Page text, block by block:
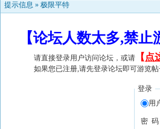
提示信息 » 极限平特
【论坛人数太多,禁
请直接登录用户访问论坛，或请 【 点
如果您已注册,请先登录论坛即可游览
登录
用
密 码